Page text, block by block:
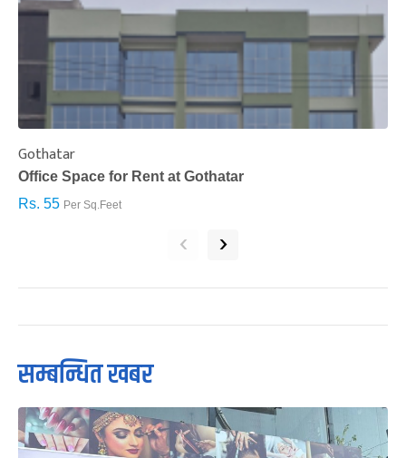
Gothatar
Office Space for Rent at Gothatar
Rs. 55 Per Sq.Feet
‹ ›
सम्बन्धित खबर